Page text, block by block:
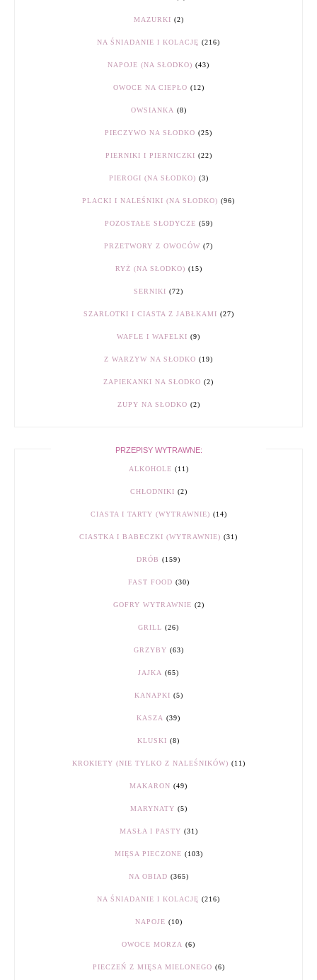
MAZURKI (2)
NA ŚNIADANIE I KOLACJĘ (216)
NAPOJE (NA SŁODKO) (43)
OWOCE NA CIEPŁO (12)
OWSIANKA (8)
PIECZYWO NA SŁODKO (25)
PIERNIKI I PIERNICZKI (22)
PIEROGI (NA SŁODKO) (3)
PLACKI I NALEŚNIKI (NA SŁODKO) (96)
POZOSTAŁE SŁODYCZE (59)
PRZETWORY Z OWOCÓW (7)
RYŻ (NA SŁODKO) (15)
SERNIKI (72)
SZARLOTKI I CIASTA Z JABŁKAMI (27)
WAFLE I WAFELKI (9)
Z WARZYW NA SŁODKO (19)
ZAPIEKANKI NA SŁODKO (2)
ZUPY NA SŁODKO (2)
PRZEPISY WYTRAWNE:
ALKOHOLE (11)
CHŁODNIKI (2)
CIASTA I TARTY (WYTRAWNIE) (14)
CIASTKA I BABECZKI (WYTRAWNIE) (31)
DRÓB (159)
FAST FOOD (30)
GOFRY WYTRAWNIE (2)
GRILL (26)
GRZYBY (63)
JAJKA (65)
KANAPKI (5)
KASZA (39)
KLUSKI (8)
KROKIETY (NIE TYLKO Z NALEŚNIKÓW) (11)
MAKARON (49)
MARYNATY (5)
MASŁA I PASTY (31)
MIĘSA PIECZONE (103)
NA OBIAD (365)
NA ŚNIADANIE I KOLACJĘ (216)
NAPOJE (10)
OWOCE MORZA (6)
PIECZEŃ Z MIĘSA MIELONEGO (6)